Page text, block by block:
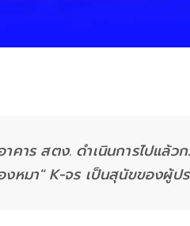
าคาร สตง. ดำเนินการไปแล้
หมา" K-จร เป็นสุนัขของผู้ป